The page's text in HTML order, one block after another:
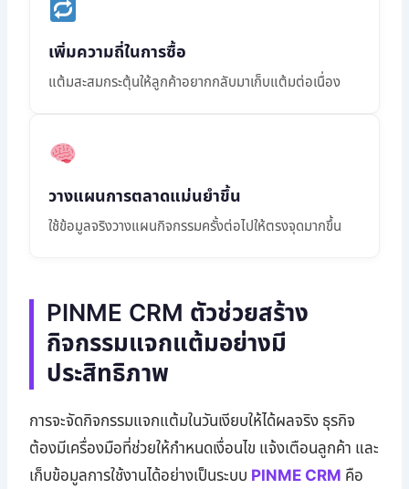
เพิ่มความถี่ในการซื้อ
แต้มสะสมกระตุ้นให้ลูกค้าอยากกลับมาเก็บแต้มต่อเนื่อง
วางแผนการตลาดแม่นยำขึ้น
ใช้ข้อมูลจริงวางแผนกิจกรรมครั้งต่อไปให้ตรงจุดมากขึ้น
PINME CRM ตัวช่วยสร้าง
กิจกรรมแจกแต้มอย่างมี
ประสิทธิภาพ
การจะจัดกิจกรรมแจกแต้มในวันเงียบให้ได้ผลจริง ธุรกิจ
ต้องมีเครื่องมือที่ช่วยให้กำหนดเงื่อนไข แจ้งเตือนลูกค้า และ
เก็บข้อมูลการใช้งานได้อย่างเป็นระบบ PINME CRM คือ